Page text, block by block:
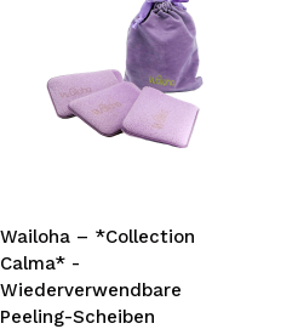
Wailoha – *Collection
Calma* -
Wiederverwendbare
Peeling-Scheiben